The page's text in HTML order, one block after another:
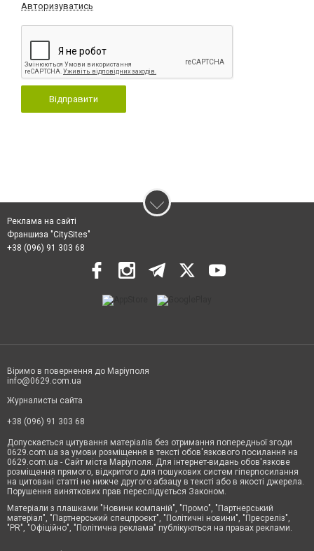
Авторизуватись
Відправити
Реклама на сайті
Франшиза "CitySites"
+38 (096) 91 303 68
Віримо в повернення до Маріуполя
info@0629.com.ua
Журналисты сайта
+38 (096) 91 303 68
Допускається цитування матеріалів без отримання попередньої згоди
0629.com.ua за умови розміщення в тексті обов'язкового посилання на
0629.com.ua - Сайт міста Маріуполя. Для інтернет-видань обов'язкове
розміщення прямого, відкритого для пошукових систем гіперпосилання
на цитовані статті не нижче другого абзацу в тексті або в якості джерела.
Порушення виняткових прав переслідується Законом.
Матеріали з плашками "Новини компаній", "Промо", "Партнерський
матеріал", "Партнерський спецпроєкт", "Політичні новини", "Пресреліз",
"PR", "Офіційно", "Політична реклама" публікуються на правах реклами.